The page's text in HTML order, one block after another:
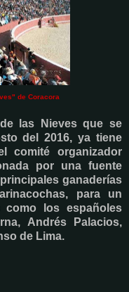
de Coracora
las Nieves que se
del 2016, ya tiene
comité organizador
por una fuente
ganaderías
para un
como los españoles
Andrés Palacios,
de Lima.